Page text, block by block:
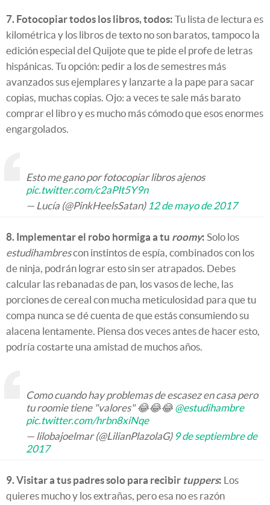
7. Fotocopiar todos los libros, todos: Tu lista de lectura es
kilométrica y los libros de texto no son baratos, tampoco la
edición especial del Quijote que te pide el profe de letras
hispánicas. Tu opción: pedir a los de semestres más
avanzados sus ejemplares y lanzarte a la pape para sacar
copias, muchas copias. Ojo: a veces te sale más barato
comprar el libro y es mucho más cómodo que esos enormes
engargolados.
Esto me gano por fotocopiar libros ajenos
pic.twitter.com/c2aPIt5Y9n
— Lucía (@PinkHeelsSatan) 12 de mayo de 2017
8. Implementar el robo hormiga a tu roomy: Solo los
estudihambrescon instintos de espía, combinados con los
de ninja, podrán lograr esto sin ser atrapados. Debes
calcular las rebanadas de pan, los vasos de leche, las
porciones de cereal con mucha meticulosidad para que tu
compa nunca se dé cuenta de que estás consumiendo su
alacena lentamente. Piensa dos veces antes de hacer esto,
podría costarte una amistad de muchos años.
Como cuando hay problemas de escasez en casa pero
tu roomie tiene "valores" 😂😂😂 @estudihambre
pic.twitter.com/hrbn8xiNqe
— lilobajoelmar (@LilianPlazolaG) 9 de septiembre de
2017
9. Visitar a tus padres solo para recibir tuppers: Los
quieres mucho y los extrañas, pero esa no es razón